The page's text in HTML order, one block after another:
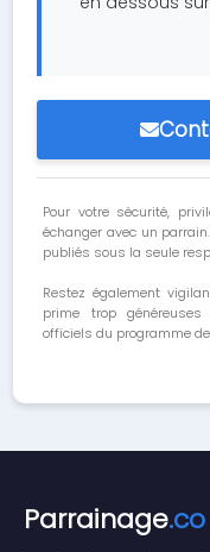
Pour votre sécurité,
échanger avec un
publiés sous la seule
Restez également
prime trop
officiels du programme
Parrainage.co